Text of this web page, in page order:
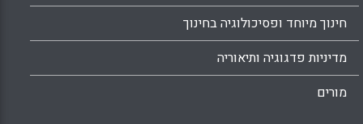
חינוך מיוחד ופסיכולוגיה בחינוך
מדיניות פדגוגיה ותיאוריה
מורים